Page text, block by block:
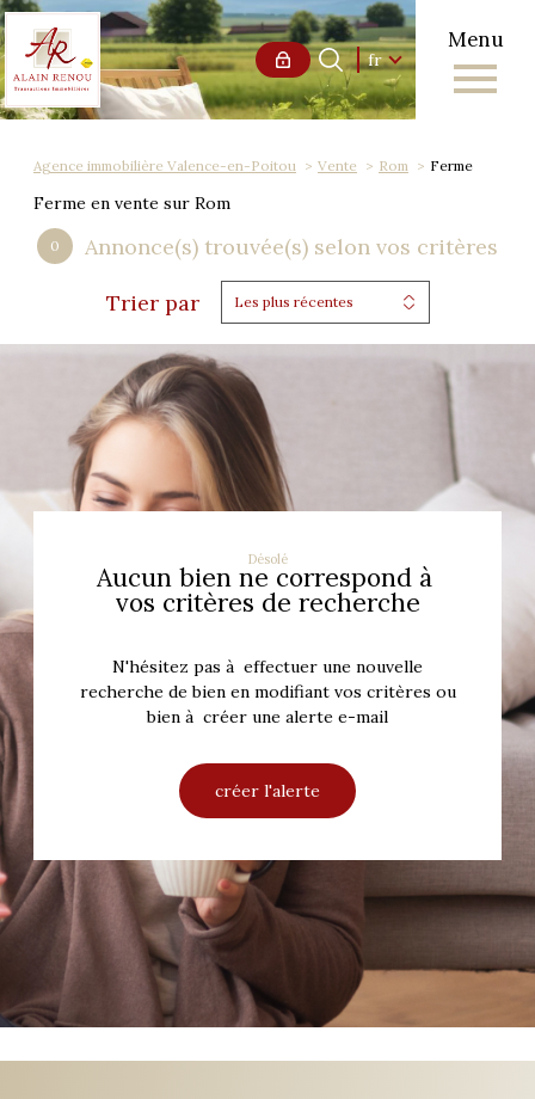
Menu
Langue
fr
Accueil 0 Langue
fr
Agence immobilière Valence-en-Poitou Vente Rom Ferme
Ferme en vente sur Rom
0 Annonce(s) trouvée(s) selon vos critères
Trier par Les plus récentes
Désolé
Aucun bien ne correspond à
vos critères de recherche
N'hésitez pas à effectuer une nouvelle
recherche de bien en modifiant vos critères ou
bien à créer une alerte e-mail
créer l'alerte